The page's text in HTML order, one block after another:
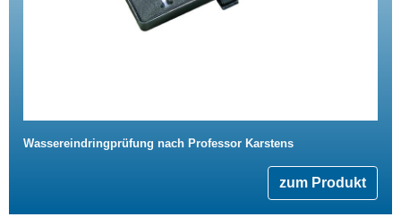
Wassereindringprüfung nach Professor Karstens
zum Produkt